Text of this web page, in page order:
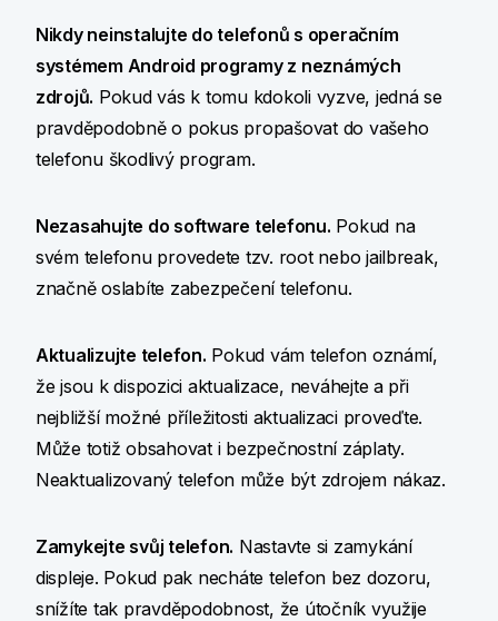
Nikdy neinstalujte do telefonů s operačním
systémem Android programy z neznámých
zdrojů. Pokud vás k tomu kdokoli vyzve, jedná se
pravděpodobně o pokus propašovat do vašeho
telefonu škodlivý program.
Nezasahujte do software telefonu. Pokud na
svém telefonu provedete tzv. root nebo jailbreak,
značně oslabíte zabezpečení telefonu.
Aktualizujte telefon. Pokud vám telefon oznámí,
že jsou k dispozici aktualizace, neváhejte a při
nejbližší možné příležitosti aktualizaci proveďte.
Může totiž obsahovat i bezpečnostní záplaty.
Neaktualizovaný telefon může být zdrojem nákaz.
Zamykejte svůj telefon. Nastavte si zamykání
displeje. Pokud pak necháte telefon bez dozoru,
snížíte tak pravděpodobnost, že útočník využije